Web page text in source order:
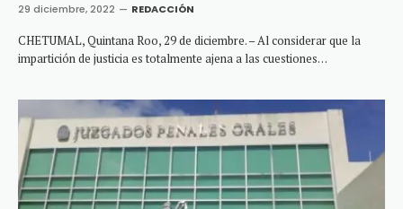
29 diciembre, 2022 REDACCIÓN
CHETUMAL, Quintana Roo, 29 de diciembre. – Al considerar que la
impartición de justicia es totalmente ajena a las cuestiones…